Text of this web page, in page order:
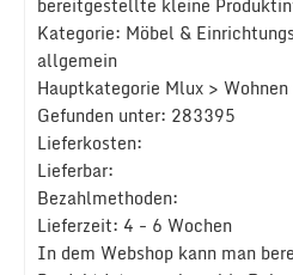
Kategorie: Möbel &
allgemein
Hauptkategorie Mlux >
Gefunden unter: 283395
Lieferkosten:
Lieferbar:
Bezahlmethoden:
Lieferzeit: 4 - 6 Wochen
In dem Webshop kann man